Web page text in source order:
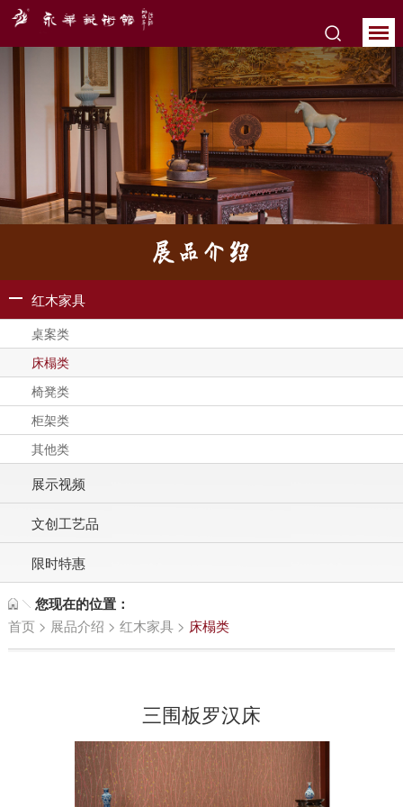
展品介绍
红木家具
桌案类
床榻类
椅凳类
柜架类
其他类
展示视频
文创工艺品
限时特惠
您现在的位置：
首页 > 展品介绍 > 红木家具> 床榻类
三围板罗汉床